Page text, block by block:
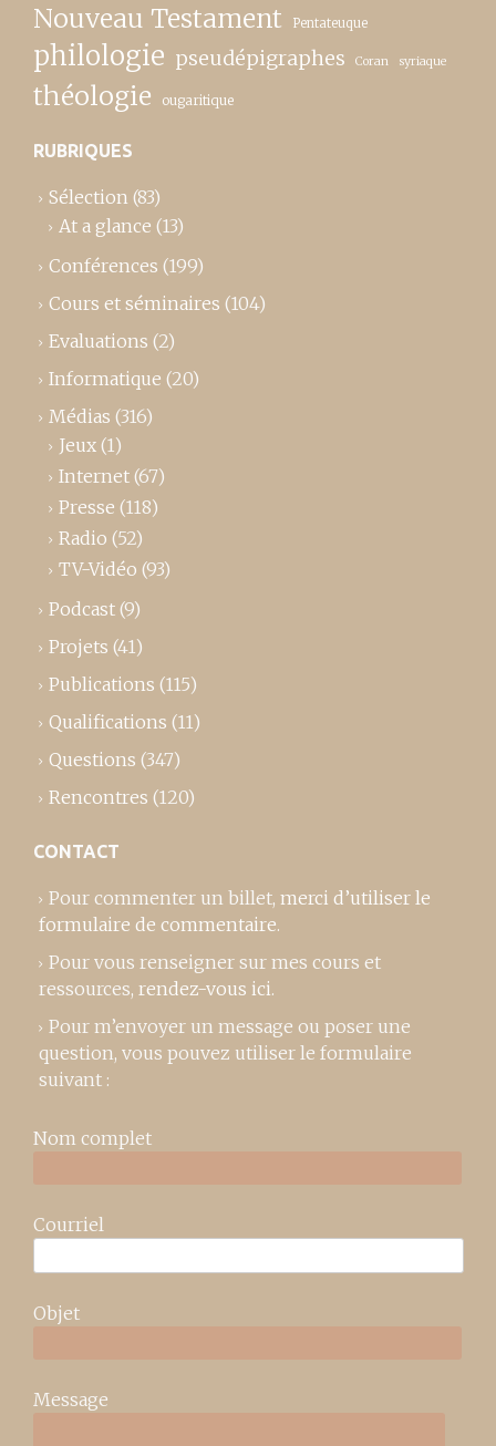
Nouveau Testament Pentateuque
philologie pseudépigraphes Coran syriaque
théologie ougaritique
RUBRIQUES
Sélection (83)
At a glance (13)
Conférences (199)
Cours et séminaires (104)
Evaluations (2)
Informatique (20)
Médias (316)
Jeux (1)
Internet (67)
Presse (118)
Radio (52)
TV-Vidéo (93)
Podcast (9)
Projets (41)
Publications (115)
Qualifications (11)
Questions (347)
Rencontres (120)
CONTACT
Pour commenter un billet, merci d’utiliser le
formulaire de commentaire.
Pour vous renseigner sur mes cours et
ressources, rendez-vous ici.
Pour m’envoyer un message ou poser une
question, vous pouvez utiliser le formulaire
suivant :
Nom complet
Courriel
Objet
Message